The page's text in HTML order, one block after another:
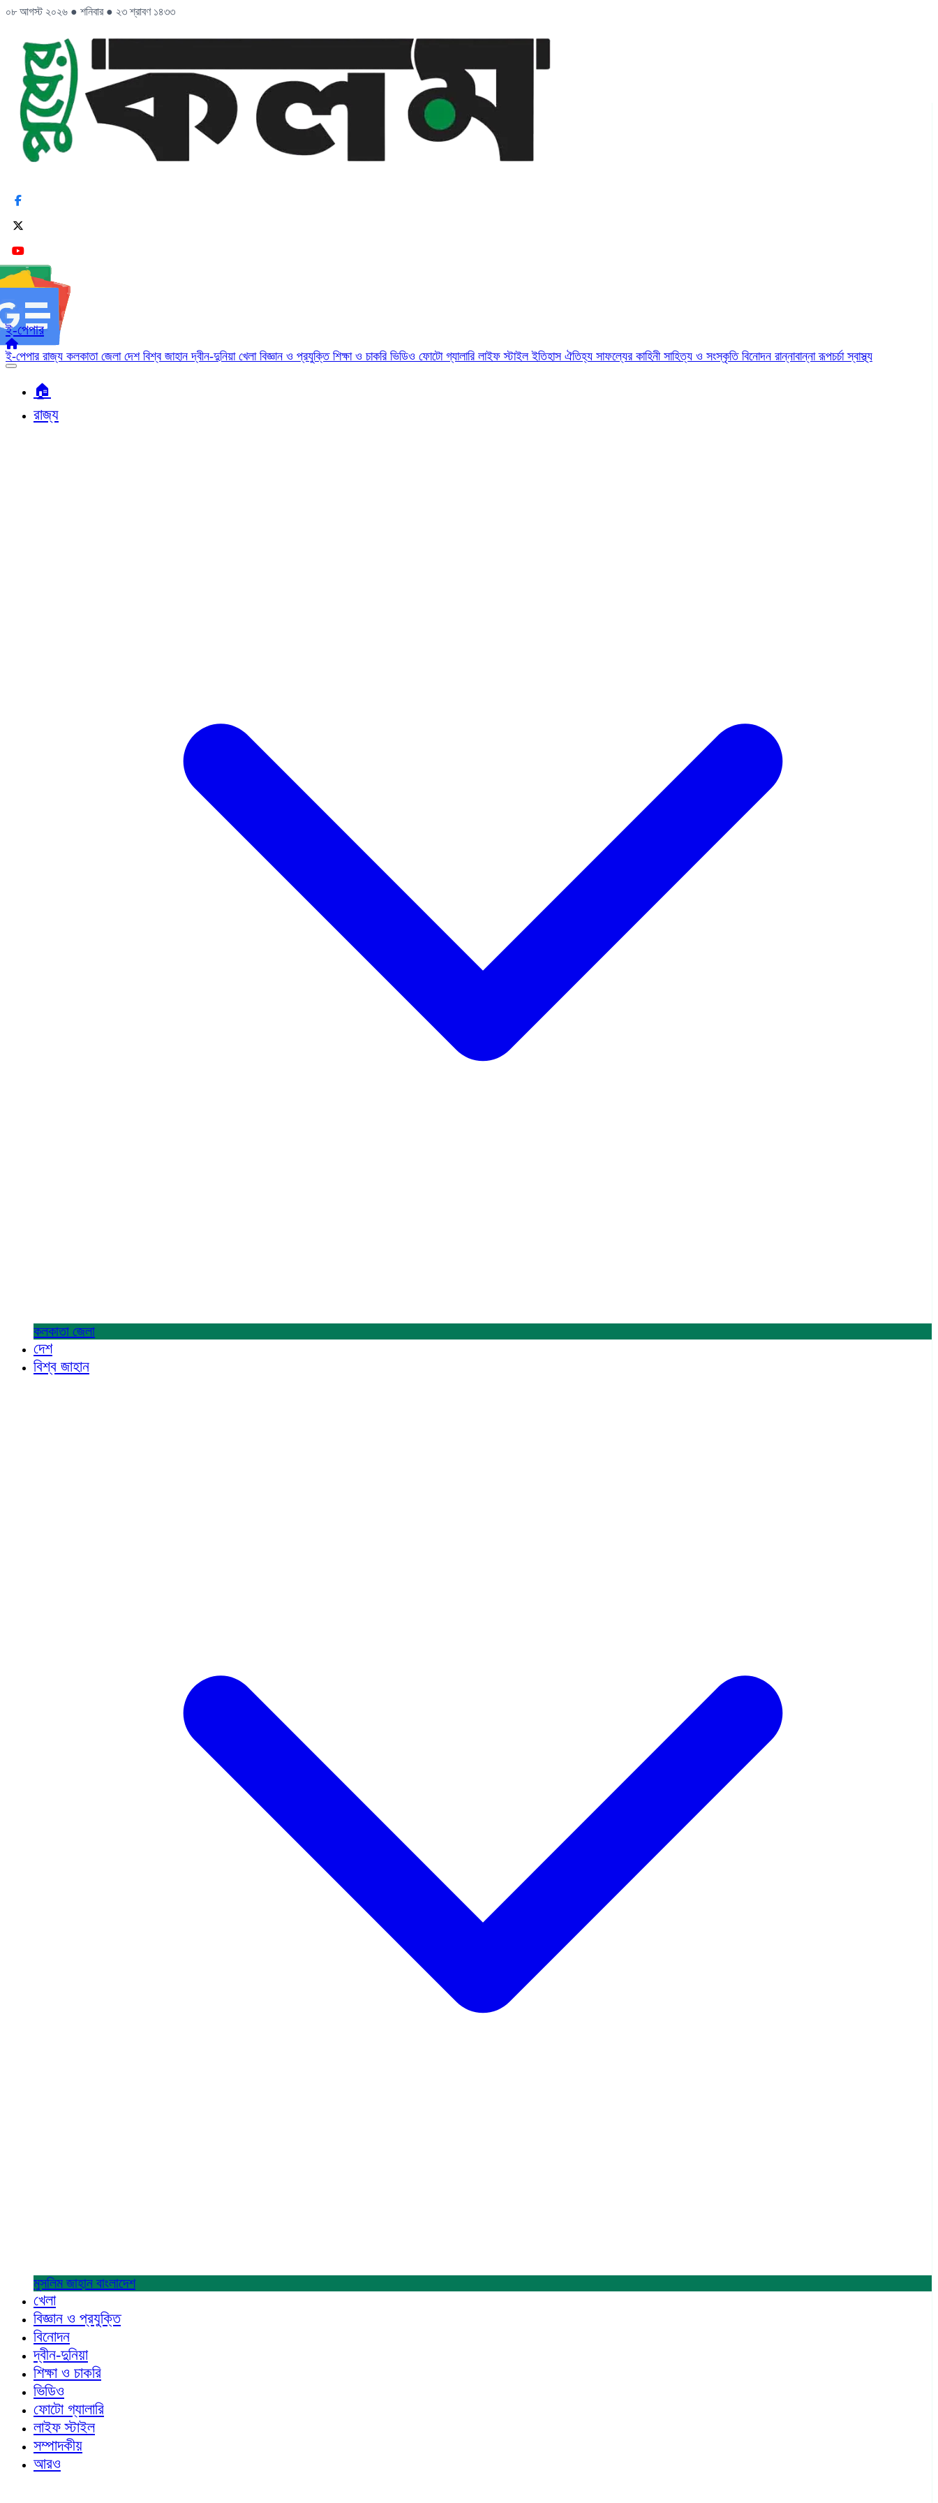
০৮ আগস্ট ২০২৬ ● শনিবার ● ২৩ শ্রাবণ ১৪৩৩
ই-পেপার
ই-পেপার রাজ্য কলকাতা জেলা দেশ বিশ্ব জাহানদ্বীন-দুনিয়া খেলা বিজ্ঞান ও প্রযুক্তি শিক্ষা ও চাকরি ভিডিও ফোটো গ্যালারি লাইফ স্টাইলইতিহাস ঐতিহ্য সাফল্যের কাহিনী সাহিত্য ও সংস্কৃতি বিনোদন রান্নাবান্নারূপচর্চাস্বাস্থ্য
🏠︎
রাজ্য
কলকাতা জেলা
দেশ
বিশ্ব জাহান
মুসলিম জাহান বাংলাদেশ
খেলা
বিজ্ঞান ও প্রযুক্তি
বিনোদন
দ্বীন-দুনিয়া
শিক্ষা ও চাকরি
ভিডিও
ফোটো গ্যালারি
লাইফ স্টাইল
সম্পাদকীয়
আরও